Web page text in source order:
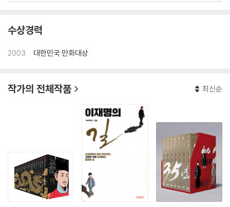
하거나 패러디를 하는 보통의 다른 만평들과 달리, 그의 만화는 사건의 전
감을 얻어내는 줄거리 시사만화이기 때문이다. 그의 만화는 부드럽고 유연
만화로서의 본질적 임무 역시 소홀히 하지 않는다. 그가 〈한겨레신문〉, 〈출
판저널〉, 〈말〉, 〈뉴스피플〉 등에 연재했던 시사만화들은 『박시백의 그림 세
상 - 우리 시대의 자화상』이라는 책으로 출판되었다.
2000년 《조선왕조실록》의 매력에 빠져들면서 이를 만화로 만드는 구상
을 하고, 2001년에 그 구상을 실행에 옮기기 위해 신문사를 그만두었다. 2
003년 《박시백의 조선왕조실록》 첫 권이 출간되었고, 그해 대한민국 만
화대상 장관상을 수상했다. 이후 10년간 조선시대 사관의 심정으로 500
년 역사를 20권의 책에 담아내 2013년 완간했다. 13년간의 대장정을 마
친 그해 부천만화대상을 수상했다.
수상경력
2003 대한민국 만화대상
작가의 전체작품 최신순